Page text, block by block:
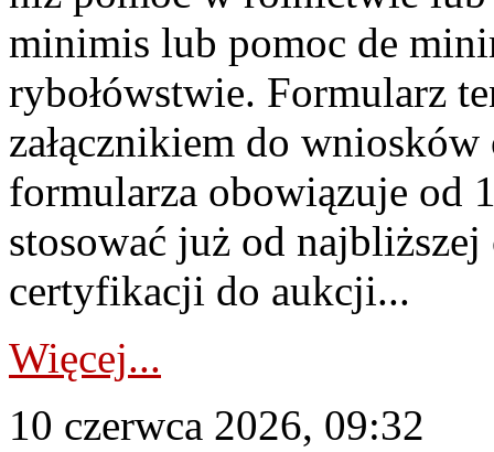
minimis lub pomoc de
rybołówstwie. Formularz
załącznikiem do
formularza obowiązuje od
stosować już od
certyfikacji do aukcji...
Więcej...
10 czerwca 2026, 09:32